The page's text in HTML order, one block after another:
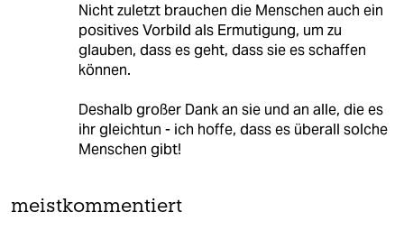
Nicht zuletzt brauchen die Menschen auch ein
positives Vorbild als Ermutigung, um zu
glauben, dass es geht, dass sie es schaffen
können.
Deshalb großer Dank an sie und an alle, die es
ihr gleichtun - ich hoffe, dass es überall solche
Menschen gibt!
meistkommentiert